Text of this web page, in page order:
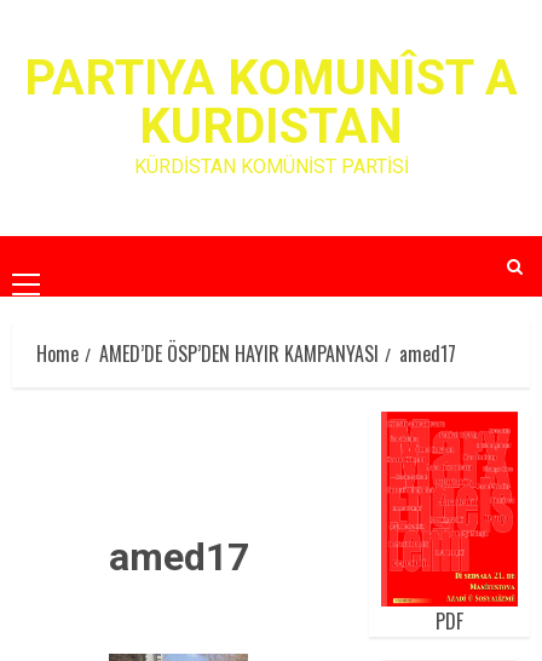
contentPARTIYA KOMUNÎST A
KURDISTAN
KÜRDİSTAN KOMÜNİST PARTİSİ
Primary
Menu
Home
AMED’DE ÖSP’DEN HAYIR KAMPANYASI amed17
amed17
PDF